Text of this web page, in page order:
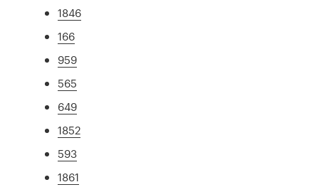
1846
166
959
565
649
1852
593
1861